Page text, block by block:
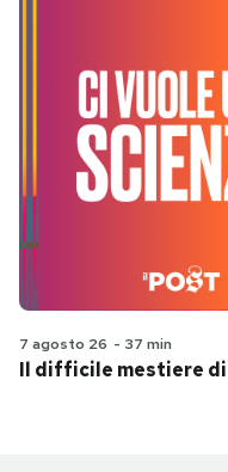
7 agosto 26 - 37 min
Il difficile mestiere